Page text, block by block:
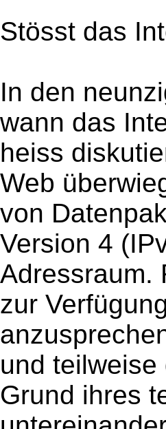
Stösst das
In den
wann das
heiss
Web
von
Version 4
Adressraum.
zur
und
Grund ihres